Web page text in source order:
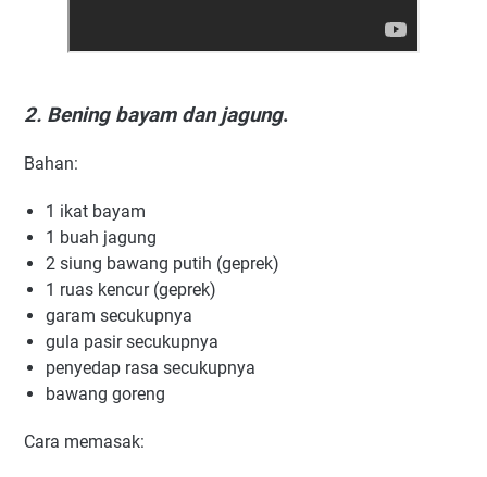
2. Bening bayam dan jagung.
Bahan:
1 ikat bayam
1 buah jagung
2 siung bawang putih (geprek)
1 ruas kencur (geprek)
garam secukupnya
gula pasir secukupnya
penyedap rasa secukupnya
bawang goreng
Cara memasak: